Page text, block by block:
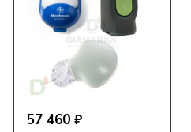
57 460 ₽